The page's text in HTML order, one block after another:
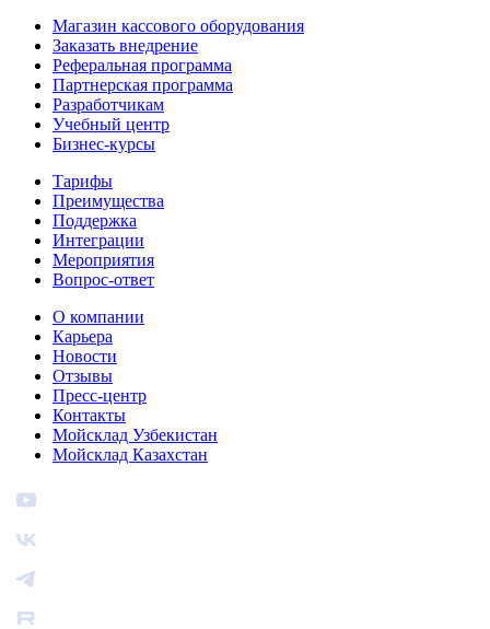
Магазин кассового оборудования
Заказать внедрение
Реферальная программа
Партнерская программа
Разработчикам
Учебный центр
Бизнес‑курсы
Тарифы
Преимущества
Поддержка
Интеграции
Мероприятия
Вопрос-ответ
О компании
Карьера
Новости
Отзывы
Пресс-центр
Контакты
Мойсклад Узбекистан
Мойсклад Казахстан